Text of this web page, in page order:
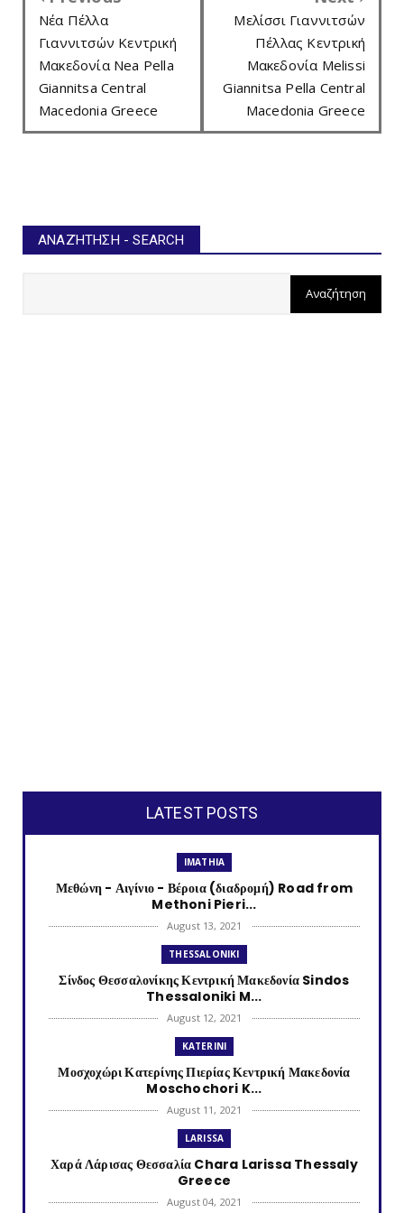
Νέα Πέλλα
Γιαννιτσών Κεντρική
Μακεδονία Nea Pella
Giannitsa Central
Macedonia Greece
Μελίσσι Γιαννιτσών
Πέλλας Κεντρική
Μακεδονία Melissi
Giannitsa Pella Central
Macedonia Greece
ΑΝΑΖΉΤΗΣΗ - SEARCH
LATEST POSTS
IMATHIA
Μεθώνη - Αιγίνιο - Βέροια (διαδρομή) Road from
Methoni Pieri...
August 13, 2021
THESSALONIKI
Σίνδος Θεσσαλονίκης Κεντρική Μακεδονία Sindos
Thessaloniki M...
August 12, 2021
KATERINI
Μοσχοχώρι Κατερίνης Πιερίας Κεντρική Μακεδονία
Moschochori K...
August 11, 2021
LARISSA
Χαρά Λάρισας Θεσσαλία Chara Larissa Thessaly
Greece
August 04, 2021